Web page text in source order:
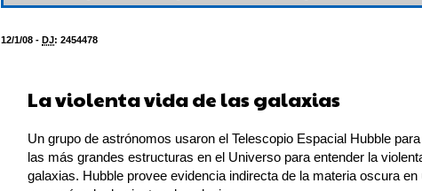
12/1/08 - DJ: 2454478
La violenta vida de las galaxias
Un grupo de astrónomos usaron el Telescopio Espacial Hubble
las más grandes estructuras en el Universo para entender la
galaxias. Hubble provee evidencia indirecta de la materia oscura